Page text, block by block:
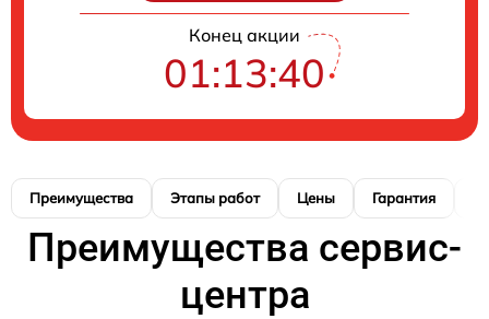
Конец акции
01:13:39
Преимущества Этапы работ Цены Гарантия
Преимущества сервис-
центра